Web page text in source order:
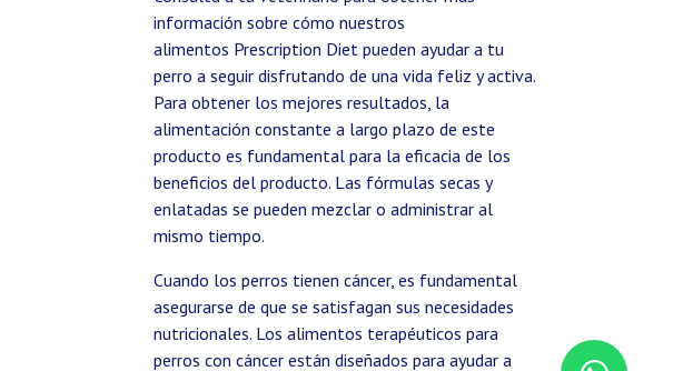
información sobre cómo nuestros
alimentos Prescription Diet pueden ayudar a tu
perro a seguir disfrutando de una vida feliz y activa.
Para obtener los mejores resultados, la
alimentación constante a largo plazo de este
producto es fundamental para la eficacia de los
beneficios del producto. Las fórmulas secas y
enlatadas se pueden mezclar o administrar al
mismo tiempo.
Cuando los perros tienen cáncer, es fundamental
asegurarse de que se satisfagan sus necesidades
nutricionales. Los alimentos terapéuticos para
perros con cáncer están diseñados para ayudar a